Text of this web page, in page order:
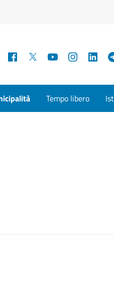
Facebook YouTube
Tempo libero